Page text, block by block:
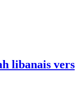
libanais vers